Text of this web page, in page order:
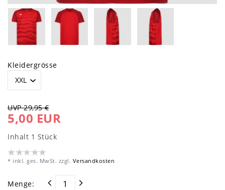
Kleidergrösse
UVP 29,95 €
5,00 EUR
Inhalt 1 Stück
* inkl. ges. MwSt. zzgl. Versandkosten
Menge: